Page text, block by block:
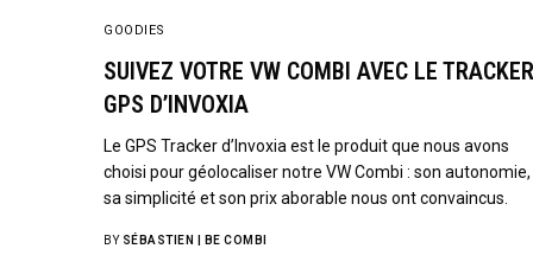
GOODIES
SUIVEZ VOTRE VW COMBI AVEC LE TRACKER
GPS D’INVOXIA
Le GPS Tracker d’Invoxia est le produit que nous avons
choisi pour géolocaliser notre VW Combi : son autonomie,
sa simplicité et son prix aborable nous ont convaincus.
BY SÉBASTIEN | BE COMBI